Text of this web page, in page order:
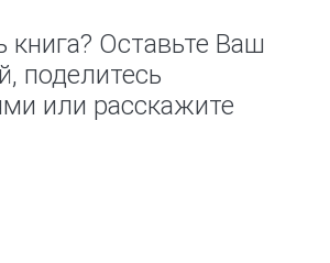
книга? Оставьте Ваш
поделитесь
или расскажите